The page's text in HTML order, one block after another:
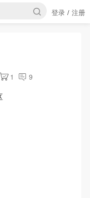
登录 / 注册
1 9